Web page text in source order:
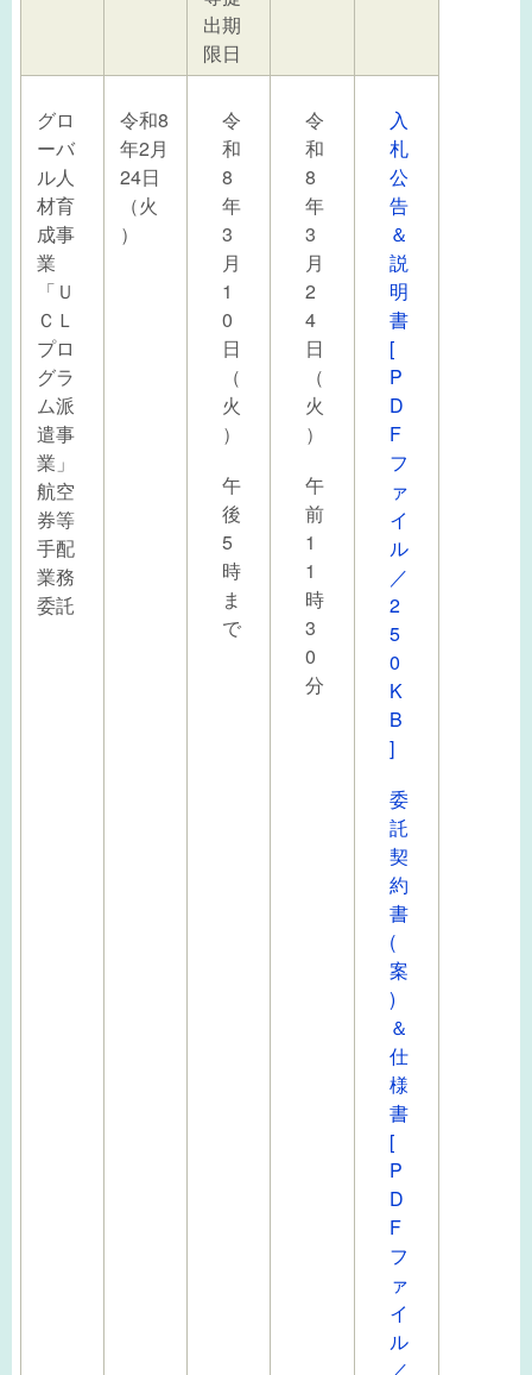
出期
限日
グロ
ーバ
ル人
材育
成事
業
「Ｕ
ＣＬ
プロ
グラ
ム派
遣事
業」
航空
券等
手配
業務
委託
令和8
年2月
24日
（火
）
令
和
8
年
3
月
1
0
日
（
火
）
午
後
5
時
ま
で
令
和
8
年
3
月
2
4
日
（
火
）
午
前
1
1
時
3
0
分
入
札
公
告
＆
説
明
書
[
P
D
F
フ
ァ
イ
ル
／
2
5
0
K
B
]
委
託
契
約
書
(
案
)
＆
仕
様
書
[
P
D
F
フ
ァ
イ
ル